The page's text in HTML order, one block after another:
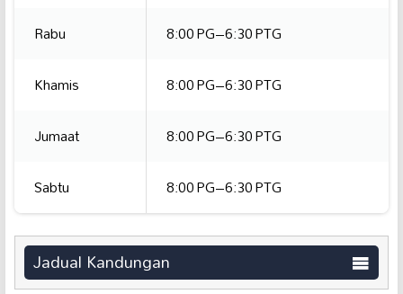
Rabu
8:00 PG–6:30 PTG
Khamis
8:00 PG–6:30 PTG
Jumaat
8:00 PG–6:30 PTG
Sabtu
8:00 PG–6:30 PTG
Jadual Kandungan